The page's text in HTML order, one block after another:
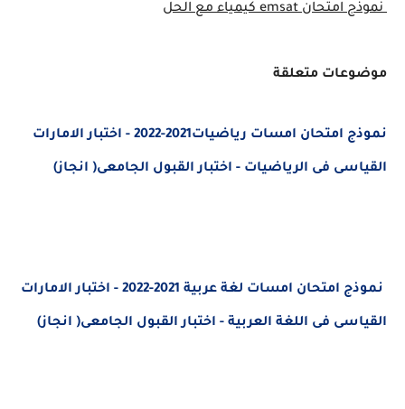
نموذج امتحان emsat كيمياء مع الحل
موضوعات متعلقة
نموذج امتحان امسات رياضيات2021-2022 - اختبار الامارات
القياسى فى الرياضيات - اختبار القبول الجامعى( انجاز)
نموذج امتحان امسات لغة عربية 2021-2022 - اختبار الامارات
القياسى فى اللغة العربية - اختبار القبول الجامعى( انجاز)